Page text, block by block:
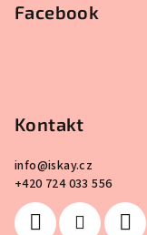
Facebook
Kontakt
info@iskay.cz
+420 724 033 556